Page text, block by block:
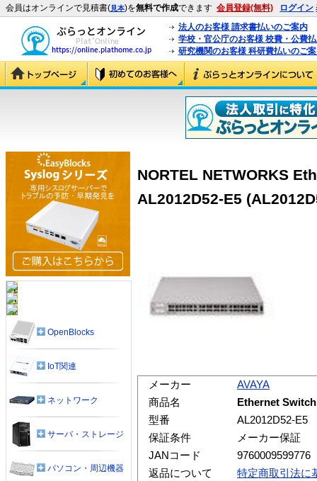
会員はオンラインで見積書(見本)を無料で作成できます 会員登録(無料) ログイン
法人のお客様 請求書払いのご案内
学校・官公庁のお客様 校費・公費
研究機関のお客様 科研費払いのご
NORTEL NETWORKS
AL2012D52-E5
メーカー
AVAYA
商品名
Ethernet Switch
型番
AL2012D52-E5
保証条件
メーカー保証
JANコード
9760009599776
返品について
特定商取引法に
OpenBlocks
IoT関連
ネットワーク
サーバ・ストレージ
パソコン・周辺機器